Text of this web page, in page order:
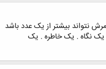
نتواند بیشتر از یک عدد باشد
یک نگاه . یک خاطره . یک